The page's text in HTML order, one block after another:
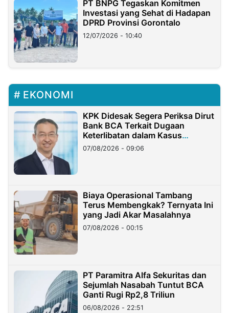
PT BNPG Tegaskan Komitmen
Investasi yang Sehat di Hadapan
DPRD Provinsi Gorontalo
12/07/2026 - 10:40
EKONOMI
KPK Didesak Segera Periksa Dirut
Bank BCA Terkait Dugaan
Keterlibatan dalam Kasus
Hilangnya Dana Nasabah Rp2,58
Miliar
07/08/2026 - 09:06
Biaya Operasional Tambang
Terus Membengkak? Ternyata Ini
yang Jadi Akar Masalahnya
07/08/2026 - 00:15
PT Paramitra Alfa Sekuritas dan
Sejumlah Nasabah Tuntut BCA
Ganti Rugi Rp2,8 Triliun
06/08/2026 - 22:51